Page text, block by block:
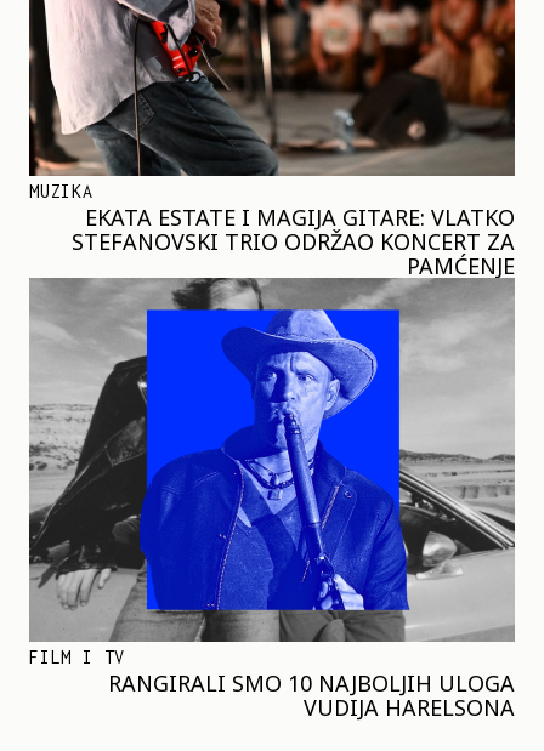
MUZIKA
EKATA ESTATE I MAGIJA GITARE: VLATKO
STEFANOVSKI TRIO ODRŽAO KONCERT ZA
PAMĆENJE
FILM I TV
RANGIRALI SMO 10 NAJBOLJIH ULOGA
VUDIJA HARELSONA